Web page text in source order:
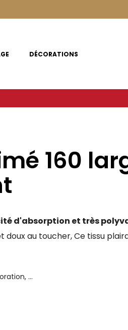
DÉCORATIONS
160
d'absorption et très
doux au toucher, Ce tissu
...